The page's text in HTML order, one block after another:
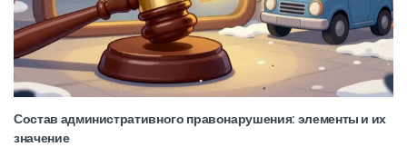
Состав административного правонарушения: элементы и их
значение